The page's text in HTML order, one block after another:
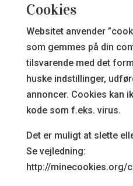
Cookies
Websitet anvender
som gemmes på din
tilsvarende med det
huske indstillinger,
annoncer. Cookies kan
kode som f.eks. virus.
Det er muligt at slette
Se vejledning:
http://minecookies.org/